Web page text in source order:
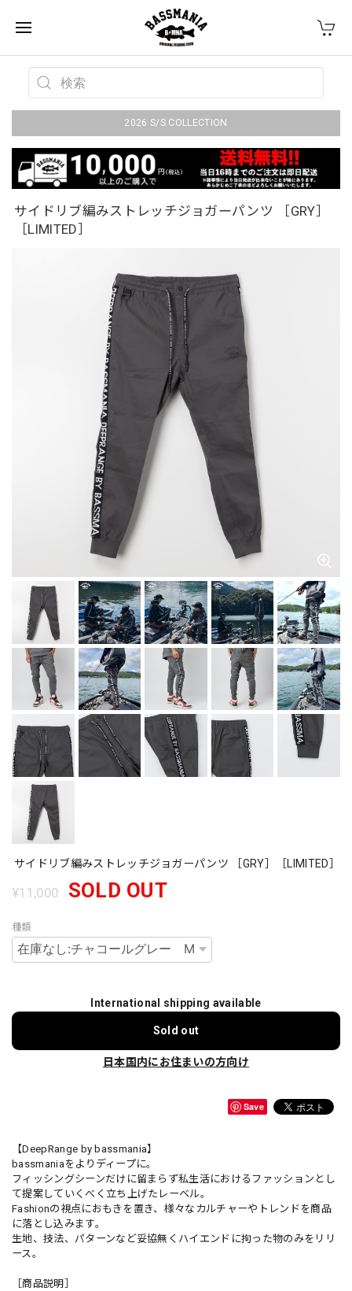
2026 S/S COLLECTION
サイドリブ編みストレッチジョガーパンツ ［GRY］
［LIMITED］
サイドリブ編みストレッチジョガーパンツ ［GRY］［LIMITED］
¥11,000 SOLD OUT
種類
International shipping available
Sold out
日本国内にお住まいの方向け
Save
【DeepRange by bassmania】
bassmaniaをよりディープに。
フィッシングシーンだけに留まらず私生活におけるファッションとし
て提案していくべく立ち上げたレーベル。
Fashionの視点におもきを置き、様々なカルチャーやトレンドを商品
に落とし込みます。
生地、技法、パターンなど妥協無くハイエンドに拘った物のみをリリ
ース。
［商品説明］